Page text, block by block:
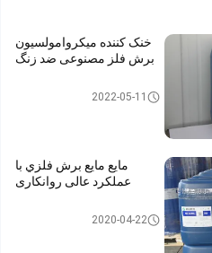
خنک کننده میکروامولسیون
برش فلز مصنوعی ضد زنگ
2022-05-11
مايع مايع برش فلزي با
عملکرد عالی روانکاری
2020-04-22